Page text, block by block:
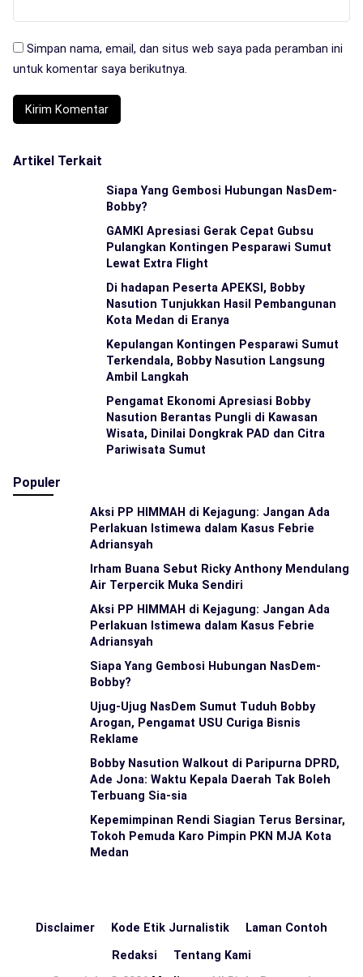
Simpan nama, email, dan situs web saya pada peramban ini
untuk komentar saya berikutnya.
Artikel Terkait
Siapa Yang Gembosi Hubungan NasDem-
Bobby?
GAMKI Apresiasi Gerak Cepat Gubsu
Pulangkan Kontingen Pesparawi Sumut
Lewat Extra Flight
Di hadapan Peserta APEKSI, Bobby
Nasution Tunjukkan Hasil Pembangunan
Kota Medan di Eranya
Kepulangan Kontingen Pesparawi Sumut
Terkendala, Bobby Nasution Langsung
Ambil Langkah
Pengamat Ekonomi Apresiasi Bobby
Nasution Berantas Pungli di Kawasan
Wisata, Dinilai Dongkrak PAD dan Citra
Pariwisata Sumut
Populer
Aksi PP HIMMAH di Kejagung: Jangan Ada
Perlakuan Istimewa dalam Kasus Febrie
Adriansyah
Irham Buana Sebut Ricky Anthony Mendulang
Air Terpercik Muka Sendiri
Aksi PP HIMMAH di Kejagung: Jangan Ada
Perlakuan Istimewa dalam Kasus Febrie
Adriansyah
Siapa Yang Gembosi Hubungan NasDem-
Bobby?
Ujug-Ujug NasDem Sumut Tuduh Bobby
Arogan, Pengamat USU Curiga Bisnis
Reklame
Bobby Nasution Walkout di Paripurna DPRD,
Ade Jona: Waktu Kepala Daerah Tak Boleh
Terbuang Sia-sia
Kepemimpinan Rendi Siagian Terus Bersinar,
Tokoh Pemuda Karo Pimpin PKN MJA Kota
Medan
Disclaimer Kode Etik Jurnalistik Laman Contoh
Redaksi
Tentang Kami